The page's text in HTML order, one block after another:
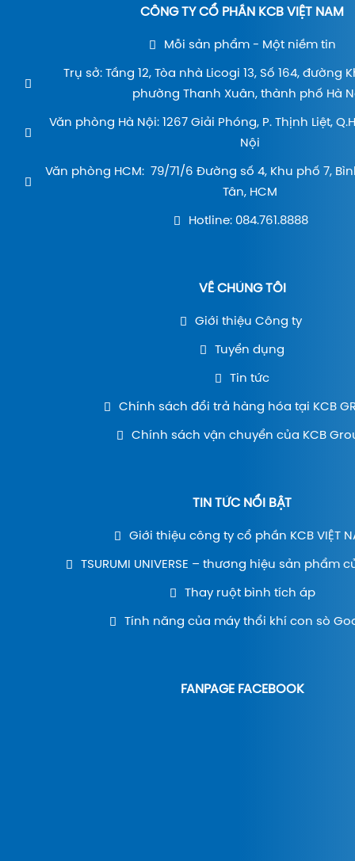
CÔNG TY CỔ PHẦN KCB VIỆT NAM
Mỗi sản phẩm - Một niềm tin
Trụ sở: Tầng 12, Tòa nhà Licogi 13, Số 164, đường
phường Thanh Xuân, thành phố Hà
Văn phòng Hà Nội: 1267 Giải Phóng, P. Thịnh Liệt,
Nội
Văn phòng HCM: 79/71/6 Đường số 4, Khu phố 7,
Tân, HCM
Hotline: 084.761.8888
VỀ CHÚNG TÔI
Giới thiệu Công ty
Tuyển dụng
Tin tức
Chính sách đổi trả hàng hóa tại KCB
Chính sách vận chuyển của KCB
TIN TỨC NỔI BẬT
Giới thiệu công ty cổ phần KCB VIỆT
TSURUMI UNIVERSE – thương hiệu sản phẩm
Thay ruột bình tích áp
Tính năng của máy thổi khí con sò
FANPAGE FACEBOOK